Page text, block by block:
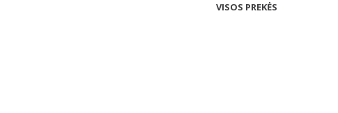
VISOS PREKĖS